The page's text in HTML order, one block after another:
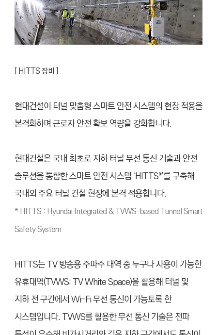
[ HITTS 장비 ]
현대건설이 터널 맞춤형 스마트 안전 시스템의 현장 적용을
본격화하며 근로자 안전 확보 역량을 강화합니다.
현대건설은 국내 최초로 지하 터널 무선 통신 기술과 안전
솔루션을 통합한 스마트 안전 시스템 ‘HITTS*’를 구축해
국내외 주요 터널 건설 현장에 본격 적용합니다.
* HITTS : Hyundai Integrated & TVWS-based Tunnel Smart
Safety System
HITTS는 TV 방송용 주파수 대역 중 누구나 사용이 가능한
유휴대역(TVWS: TV White Space)을 활용해 터널 및
지하 전 구간에서 Wi-Fi 무선 통신이 가능토록 한
시스템입니다. TVWS를 활용한 무선 통신 기술은 전파